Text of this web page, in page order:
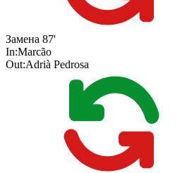
Замена 87'
In:Marcão
Out:Adrià Pedrosa